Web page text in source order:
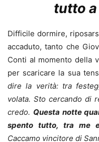
tutto a
Difficile dormire,
accaduto, tanto che
Conti al momento della
per scaricare la sua
dire la verità: tra
volata. Sto cercando di
credo. Questa notte
spento tutto, tra me
Caccamo vincitore di